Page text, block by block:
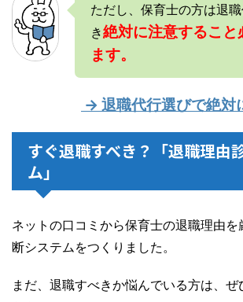
ただし、保育士の方は退
き絶対に注意すること
ます。
→ 退職代行選びで絶対
すぐ退職すべき？「退職理由
ム」
ネットの口コミから保育士の退職理由を
断システムをつくりました。
まだ、退職すべきか悩んでいる方は、ぜ